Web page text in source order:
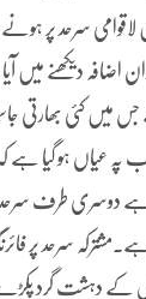
سرحد پر
اضافہ دیکھنے میں
جس میں کئی بھارتی
پہ عیاں ہو گیا ہے
دوسری طرف سرحد
ہے۔مشترکہ سرحد
کے دہشت گرد پکڑے